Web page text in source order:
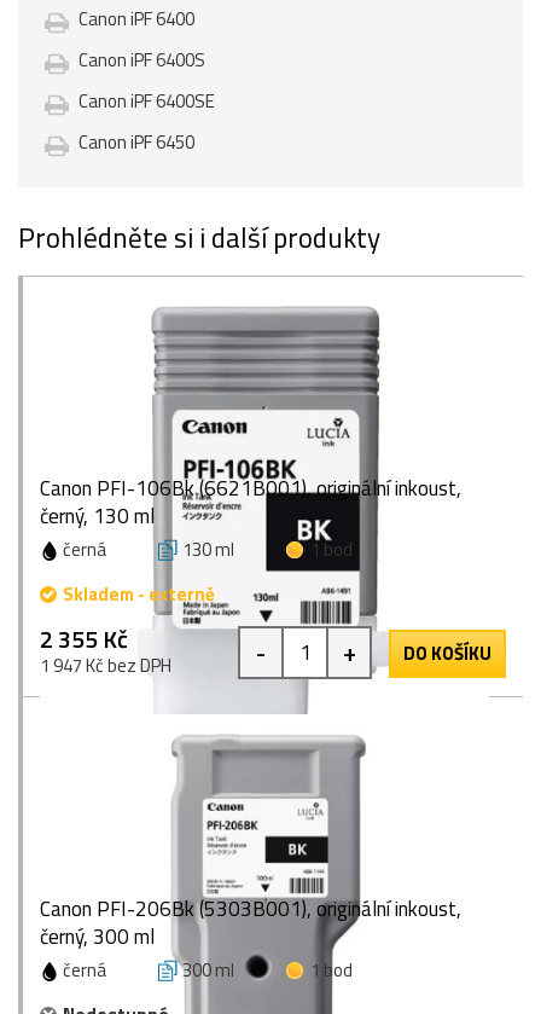
Canon iPF 6400
Canon iPF 6400S
Canon iPF 6400SE
Canon iPF 6450
Prohlédněte si i další produkty
Canon PFI-106Bk (6621B001), originální inkoust,
černý, 130 ml
černá 130 ml
1 bod
Skladem - externě
2 355 Kč
1 947 Kč bez DPH - + DO KOŠÍKU
Canon PFI-206Bk (5303B001), originální inkoust,
černý, 300 ml
černá 300 ml
1 bod